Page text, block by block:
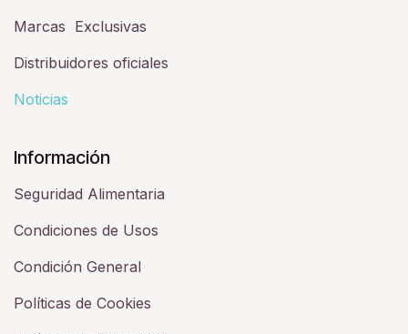
Marcas Exclusivas
Distribuidores oficiales
Noticias
Información
Seguridad Alimentaria
Condiciones de Usos
Condición General
Políticas de Cookies